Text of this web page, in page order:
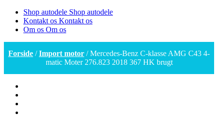
Shop autodele Shop autodele
Kontakt os Kontakt os
Om os Om os
Forside /Import motor / Mercedes-Benz C-klasse AMG C43 4-
matic Moter 276.823 2018 367 HK brugt